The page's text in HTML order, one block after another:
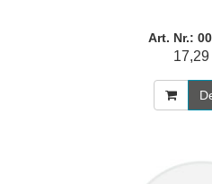
Art. Nr.:
17,29